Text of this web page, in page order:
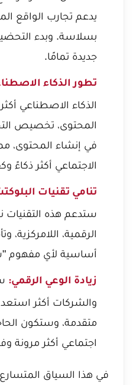
يدعم تجارب الواقع
جديدة تمامًا.
تطور الذكاء
الذكاء الاصطناعي
المحتوى، تخصيص
في إنشاء المحتوى،
الاجتماعي أكثر ذكاءً
تنامي تقنيات
ستدعم هذه التقنيات
الرقمية، اللامركزية،
أساسية لأي مفهوم
زيادة الوعي الرقمي:
والشركات أكثر
متقدمة، وستكون
اجتماعي أكثر مرونة